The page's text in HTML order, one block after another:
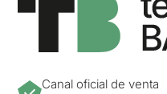
Canal oficial de venta